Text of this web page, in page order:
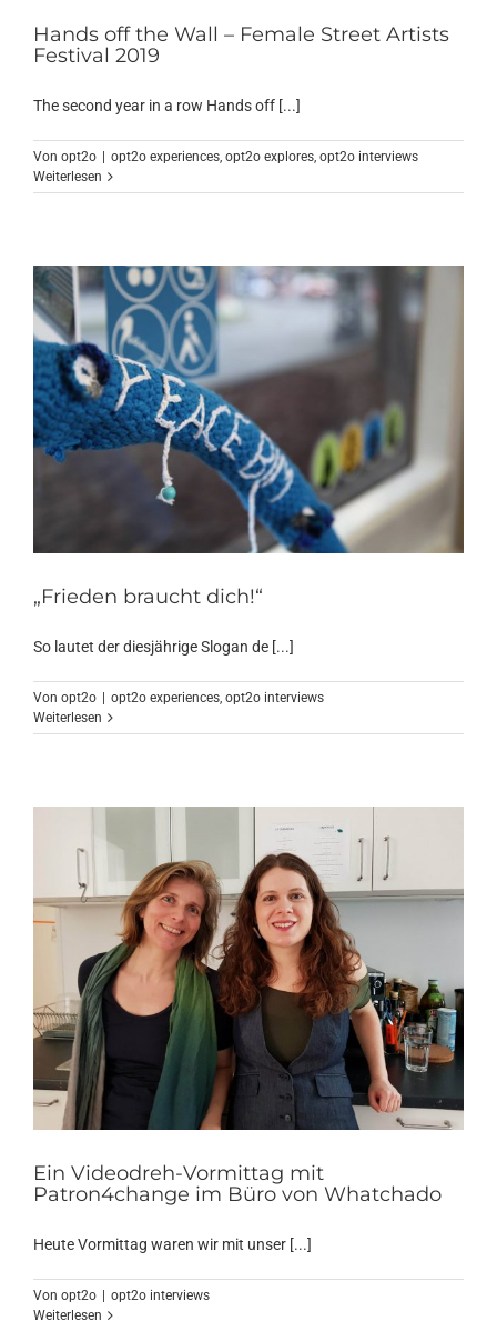
Hands off the Wall – Female Street Artists
Festival 2019
The second year in a row Hands off [...]
Von opt2o opt2o experiences, opt2o explores, opt2o interviews
Weiterlesen
„Frieden braucht dich!“
So lautet der diesjährige Slogan de [...]
Von opt2o | opt2o experiences opt2o interviews
Weiterlesen
Ein Videodreh-Vormittag mit
Patron4change im Büro von Whatchado
Heute Vormittag waren wir mit unser [...]
Von opt2o | opt2o interviews
Weiterlesen